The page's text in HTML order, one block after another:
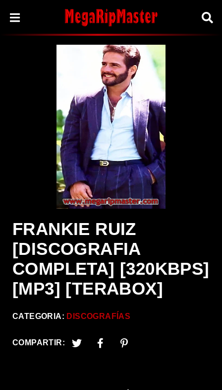
FRANKIE RUIZ
[DISCOGRAFIA
COMPLETA] [320KBPS]
[MP3] [TERABOX]
CATEGORIA: DISCOGRAFÍAS
COMPARTIR: